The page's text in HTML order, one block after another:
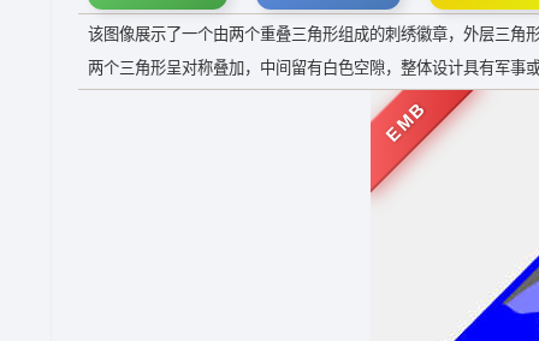
该图像展示了一个由两个重叠三角形组成的刺绣徽章，外层三角
两个三角形呈对称叠加，中间留有白色空隙，整体设计具有军事
EMB